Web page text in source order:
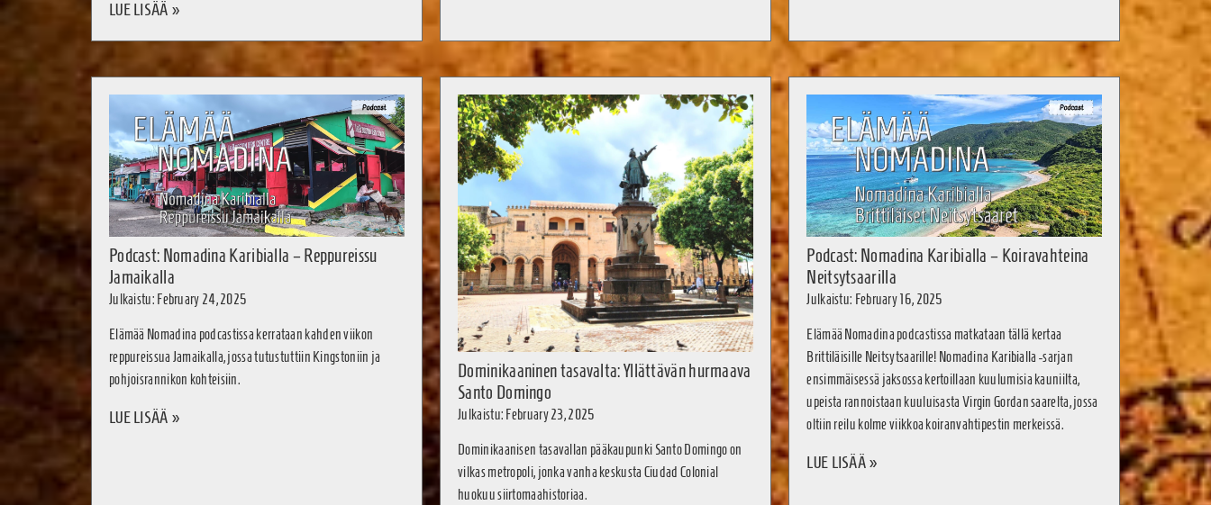
LUE LISÄÄ »
Podcast: Nomadina Karibialla – Reppureissu
Jamaikalla
Julkaistu: February 24, 2025
Elämää Nomadina podcastissa kerrataan kahden viikon
reppureissua Jamaikalla, jossa tutustuttiin Kingstoniin ja
pohjoisrannikon kohteisiin.
LUE LISÄÄ »
Dominikaaninen tasavalta: Yllättävän hurmaava
Santo Domingo
Julkaistu: February 23, 2025
Dominikaanisen tasavallan pääkaupunki Santo Domingo on
vilkas metropoli, jonka vanha keskusta Ciudad Colonial
huokuu siirtomaahistoriaa.
Podcast: Nomadina Karibialla – Koiravahteina
Neitsytsaarilla
Julkaistu: February 16, 2025
Elämää Nomadina podcastissa matkataan tällä kertaa
Brittiläisille Neitsytsaarille! Nomadina Karibialla -sarjan
ensimmäisessä jaksossa kertoillaan kuulumisia kauniilta,
upeista rannoistaan kuuluisasta Virgin Gordan saarelta, jossa
oltiin reilu kolme viikkoa koiranvahtipestin merkeissä.
LUE LISÄÄ »